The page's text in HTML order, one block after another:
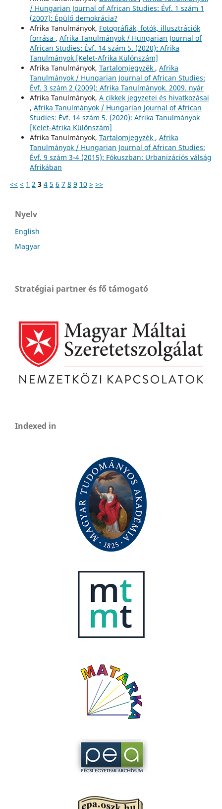
/ Hungarian Journal of African Studies: Évf. 1 szám 1
(2007): Épülő demokrácia?
Afrika Tanulmányok, Fotográfiák, fotók, illusztrációk
forrása , Afrika Tanulmányok / Hungarian Journal of
African Studies: Évf. 14 szám 5. (2020): Afrika
Tanulmányok [Kelet-Afrika Különszám]
Afrika Tanulmányok, Tartalomjegyzék , Afrika
Tanulmányok / Hungarian Journal of African Studies:
Évf. 3 szám 2 (2009): Afrika Tanulmányok. 2009. nyár
Afrika Tanulmányok, A cikkek jegyzetei és hivatkozásai
, Afrika Tanulmányok / Hungarian Journal of African
Studies: Évf. 14 szám 5. (2020): Afrika Tanulmányok
[Kelet-Afrika Különszám]
Afrika Tanulmányok, Tartalomjegyzék , Afrika
Tanulmányok / Hungarian Journal of African Studies:
Évf. 9 szám 3-4 (2015): Fókuszban: Urbanizációs válság
Afrikában
<< < 1 2 3 4 5 6 7 8 9 10 > >>
Nyelv
English
Magyar
Stratégiai partner és fő támogató
Indexed in